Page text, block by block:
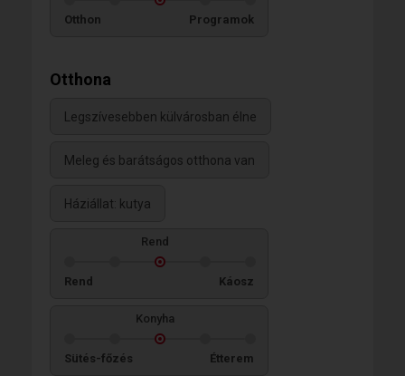
Otthon Programok
Otthona
Legszívesebben külvárosban élne
Meleg és barátságos otthona van
Háziállat: kutya
Rend
Rend Káosz
Konyha
Sütés-főzés Étterem